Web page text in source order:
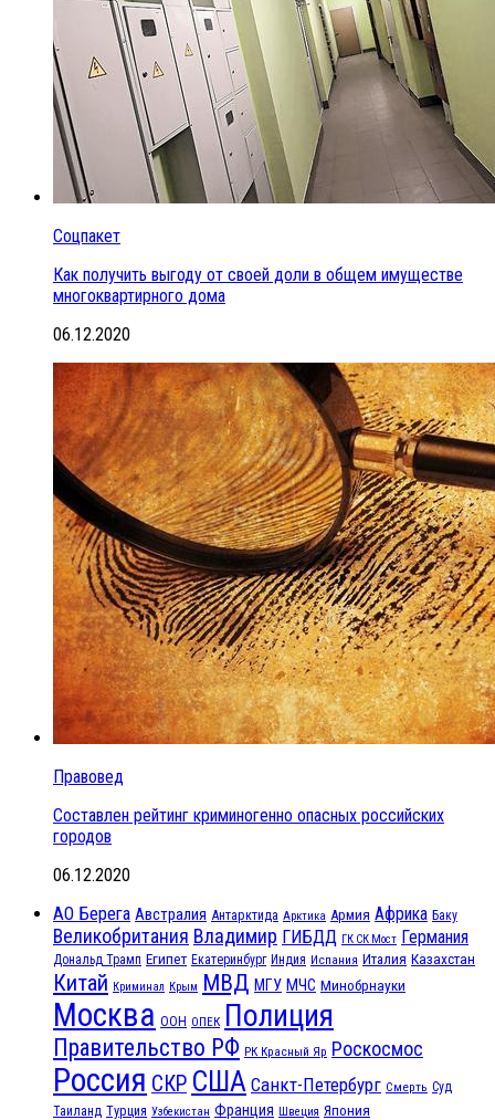
Соцпакет
Как получить выгоду от своей доли в общем имуществе
многоквартирного дома
06.12.2020
Правовед
Составлен рейтинг криминогенно опасных российских
городов
06.12.2020
АО Берега Австралия Антарктида Арктика Армия Африка Баку
Великобритания Владимир ГИБДД ГК СК Мост Германия
Дональд Трамп Египет Екатеринбург Индия Испания Италия Казахстан
Китай Криминал Крым МВД МГУ МЧС Минобрнауки
Москва ООН ОПЕК Полиция
Правительство РФ РК Красный Яр Роскосмос
Россия СКР США Санкт-Петербург Смерть Суд
Таиланд Турция Узбекистан Франция Швеция Япония